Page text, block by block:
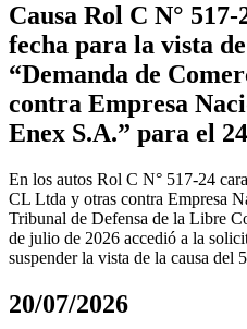
Causa Rol C N°
fecha para la vista
“Demanda de
contra Empresa
Enex S.A.” para el
En los autos Rol C N° 517-24
CL Ltda y otras contra Empresa
Tribunal de Defensa de la Libre
de julio de 2026 accedió a la
suspender la vista de la causa
20/07/2026